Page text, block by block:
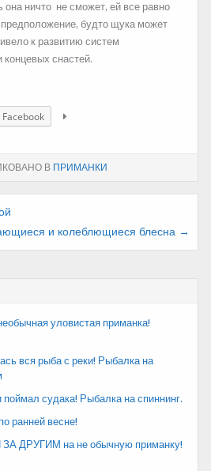
ничто не сможет, ей все равно
будто щука может
к развитию систем
концевых снастей.
Facebook
В ПРИМАНКИ
и колеблющиеся блесна →
уловистая приманка!
вся рыба с реки! Рыбалка на
поймал судака! Рыбалка на спиннинг.
ранней весне!
ДРУГИМ на не обычную приманку!